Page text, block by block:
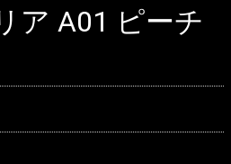
ア A01 ピーチ